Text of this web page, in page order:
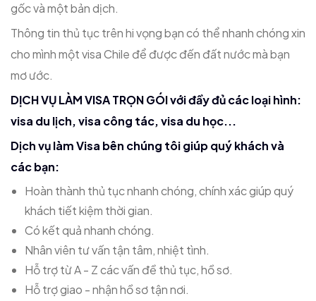
gốc và một bản dịch.
Thông tin thủ tục trên hi vọng bạn có thể nhanh chóng xin
cho mình một visa Chile để được đến đất nước mà bạn
mơ ước.
DỊCH VỤ LÀM VISA TRỌN GÓI với đầy đủ các loại hình:
visa du lịch, visa công tác, visa du học...
Dịch vụ làm Visa bên chúng tôi giúp quý khách và
các bạn:
Hoàn thành thủ tục nhanh chóng, chính xác giúp quý
khách tiết kiệm thời gian.
Có kết quả nhanh chóng.
Nhân viên tư vấn tận tâm, nhiệt tình.
Hỗ trợ từ A - Z các vấn đề thủ tục, hồ sơ.
Hỗ trợ giao - nhận hồ sơ tận nơi.